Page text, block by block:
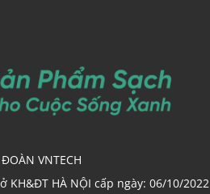
VNTECH
KH&ĐT HÀ NỘI cấp ngày: 06/10/2022